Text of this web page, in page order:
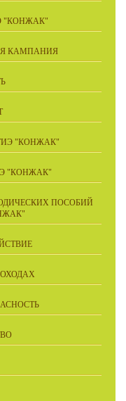
"КОНЖАК"
КАМПАНИЯ
"КОНЖАК"
"КОНЖАК"
ПОСОБИЙ